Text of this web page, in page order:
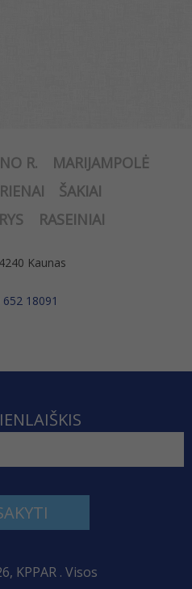
R.
MARIJAMPOLĖ
ŠAKIAI
RASEINIAI
Kaunas
18091
KPPAR . Visos